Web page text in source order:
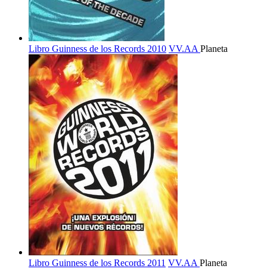
Libro Guinness de los Records 2010 VV.AA Planeta
Libro Guinness de los Records 2011 VV.AA Planeta